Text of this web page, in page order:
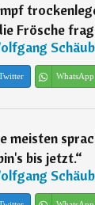
Frösche
WhatsApp
meisten
bis jetzt.“